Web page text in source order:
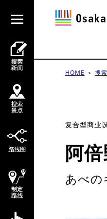
HOME 搜
复合型商业
阿
あべの